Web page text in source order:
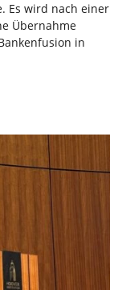
Es wird nach einer
Übernahme
in